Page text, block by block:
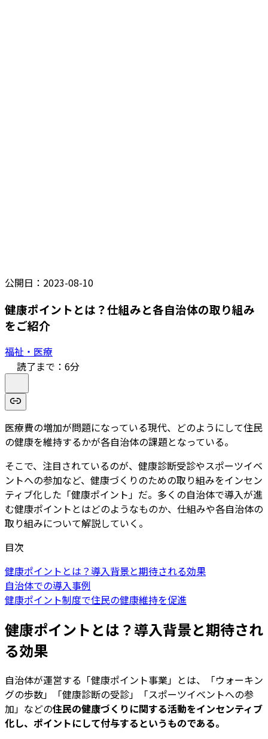
公開日： 2023-08-10
健康ポイントとは？仕組みと各自治体の取り組み
をご紹介
福祉・医療
読了まで： 6分
医療費の増加が問題になっている現代、どのようにして住民
の健康を維持するかが各自治体の課題となっている。
そこで、注目されているのが、健康診断受診やスポーツイベ
ントへの参加など、健康づくりのための取り組みをインセン
ティブ化した「健康ポイント」だ。多くの自治体で導入が進
む健康ポイントとはどのようなものか、仕組みや各自治体の
取り組みについて解説していく。
目次
健康ポイントとは？導入背景と期待される効果
自治体での導入事例
健康ポイント制度で住民の健康維持を促進
健康ポイントとは？導入背景と期待され
る効果
自治体が運営する「健康ポイント事業」とは、「ウォーキン
グの歩数」「健康診断の受診」「スポーツイベントへの参
加」などの住民の健康づくりに関する活動をインセンティブ
化し、ポイントにして付与するというものである。